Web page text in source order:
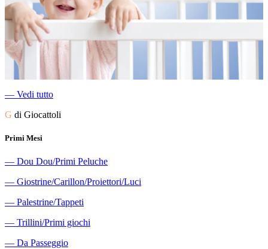
― Vedi tutto
G di Giocattoli
Primi Mesi
― Dou Dou/Primi Peluche
― Giostrine/Carillon/Proiettori/Luci
― Palestrine/Tappeti
― Trillini/Primi giochi
― Da Passeggio